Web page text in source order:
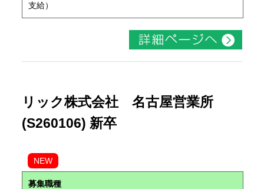
支給）
リック株式会社 名古屋営業所
(S260106) 新卒
NEW
募集職種